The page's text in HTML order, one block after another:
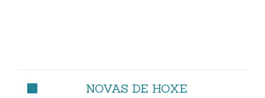
NOVAS DE HOXE